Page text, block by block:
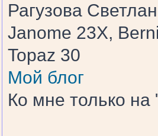
Рагузова
Janome 23X,
Topaz 30
Мой блог
Ко мне только на